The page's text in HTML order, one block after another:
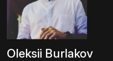
Oleksii Burlakov